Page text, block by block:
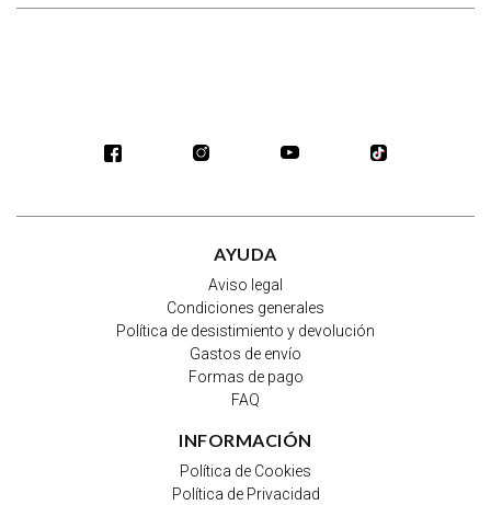
AYUDA
Aviso legal
Condiciones generales
Política de desistimiento y devolución
Gastos de envío
Formas de pago
FAQ
INFORMACIÓN
Política de Cookies
Política de Privacidad